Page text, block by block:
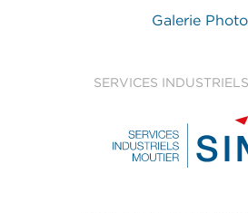
Galerie
SERVICES